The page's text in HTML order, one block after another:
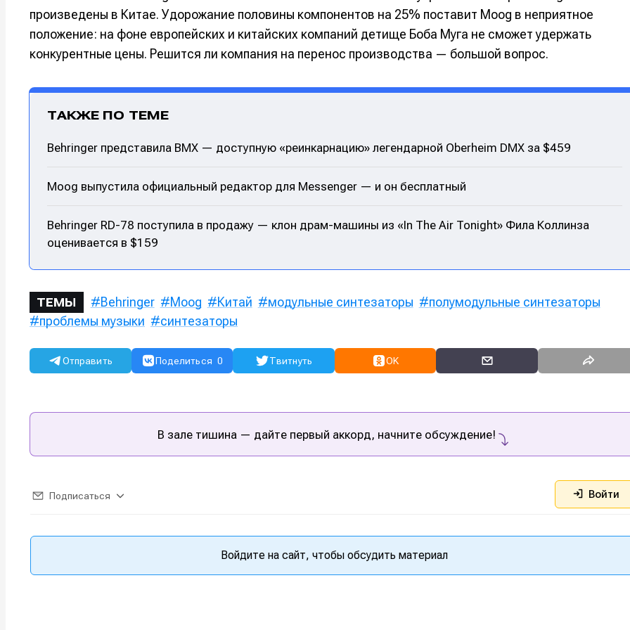
Мы в социальных сетях
Информация
Мы в социальных сетях
Информация
произведены в Китае. Удорожание половины компонентов на 25% поставит Moog в неприятное
положение: на фоне европейских и китайских компаний детище Боба Муга не сможет удержать
конкурентные цены. Решится ли компания на перенос производства — большой вопрос.
ТАКЖЕ ПО ТЕМЕ
Behringer представила BMX — доступную «реинкарнацию» легендарной Oberheim DMX за $459
Moog выпустила официальный редактор для Messenger — и он бесплатный
Behringer RD-78 поступила в продажу — клон драм-машины из «In The Air Tonight» Фила Коллинза
оценивается в $159
ТЕМЫ Behringer Moog Китай модульные синтезаторы
полумодульные синтезаторы
проблемы музыки
синтезаторы
Отправить Поделиться 0 Твитнуть OK
В зале тишина — дайте первый аккорд, начните обсуждение!
Подписаться Войти
Войдите на сайт, чтобы обсудить материал